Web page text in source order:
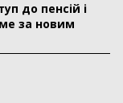
до пенсій і
за новим